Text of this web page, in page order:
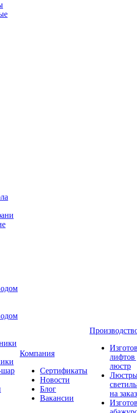
шар
Компания
Сертификаты
Новости
Блог
Вакансии
лифтов
люстр
на заказ